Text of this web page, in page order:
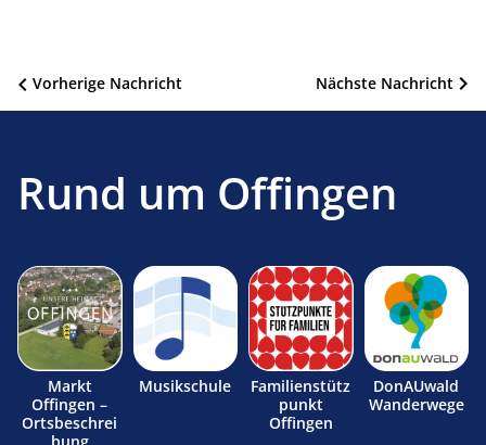
Beitragsnavigation Nächste Nachricht
Vorherige Nachricht
Rund um Offingen
Markt
Offingen –
Ortsbeschrei
bung
Musikschule
Familienstütz
punkt
Offingen
DonAUwald
Wanderwege